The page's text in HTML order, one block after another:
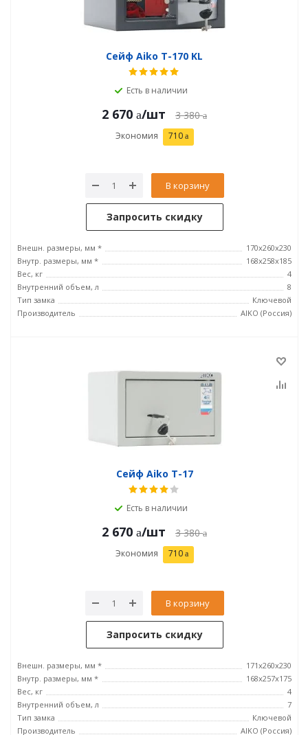
Сейф Aiko T-170 KL
Есть в наличии
2 670 /шт 3 380
Экономия 710
В корзину
Запросить скидку
Внешн. размеры, мм *
170x260x230
Внутр. размеры, мм *
168x258x185
Вес, кг
4
Внутренний объем, л
8
Тип замка
Ключевой
Производитель
AIKO (Россия)
Сейф Aiko T-17
Есть в наличии
2 670 /шт 3 380
Экономия 710
В корзину
Запросить скидку
Внешн. размеры, мм *
171x260x230
Внутр. размеры, мм *
168x257x175
Вес, кг
4
Внутренний объем, л
7
Тип замка
Ключевой
Производитель
AIKO (Россия)